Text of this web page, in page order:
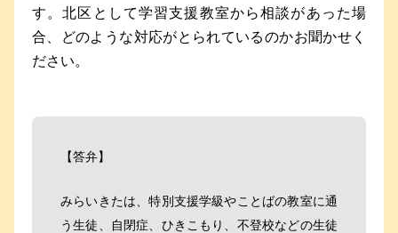
す。北区として学習支援教室から相談があった場
合、どのような対応がとられているのかお聞かせく
ださい。
【答弁】
みらいきたは、特別支援学級やことばの教室に通
う生徒、自閉症、ひきこもり、不登校などの生徒